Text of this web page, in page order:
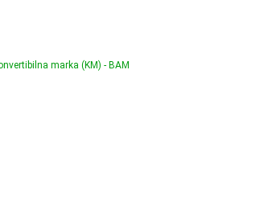
marka (KM) - BAM